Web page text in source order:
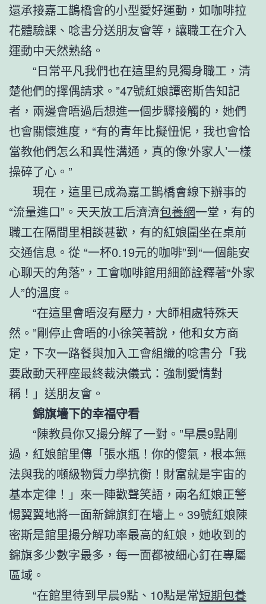
還承接嘉工鵲橋會的小型愛好運動，如咖啡拉
花體驗課、唸書分送朋友會等，讓職工在介入
運動中天然熟絡。
“日常平凡我們也在這里約見獨身職工，清
楚他們的擇偶請求。”47號紅娘譚密斯告知記
者，兩邊會晤過后想進一個步驟接觸的，她們
也會關懷進度，“有的青年比擬忸怩，我也會恰
當教他們怎么和異性溝通，真的像‘外家人’一樣
操碎了心。”
現在，這里已成為嘉工鵲橋會線下辦事的
“流量進口”。天天放工后濟濟包養網一堂，有的
職工在隔間里相談甚歡，有的紅娘圍坐在桌前
交通信息。從 “一杯0.19元的咖啡”到“一個能安
心聊天的角落”，工會咖啡館用細節詮釋著“外家
人”的溫度。
“在這里會晤沒有壓力，大師相處特殊天
然。”剛停止會晤的小徐笑著說，他和女方商
定，下次一路餐與加入工會組織的唸書分「我
要啟動天秤座最終裁決儀式：強制愛情對
稱！」送朋友會。
錦旗墻下的幸福守看
“陳教員你又撮分解了一對。”早晨9點剛
過，紅娘館里傳「張水瓶！你的傻氣，根本無
法與我的噸級物質力學抗衡！財富就是宇宙的
基本定律！」來一陣歡聲笑語，兩名紅娘正警
惕翼翼地將一面新錦旗釘在墻上。39號紅娘陳
密斯是館里撮分解功率最高的紅娘，她收到的
錦旗多少數字最多，每一面都被細心釘在專屬
區域。
“在館里待到早晨9點、10點是常短期包養